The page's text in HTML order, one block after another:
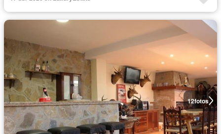
12fotos